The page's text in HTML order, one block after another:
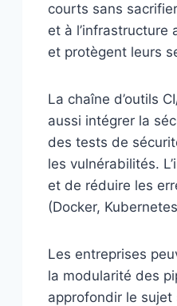
courts sans
et à
et protègent leurs
La chaîne d’outils
aussi intégrer la
des tests de
les vulnérabilités.
et de réduire les
(Docker,
Les entreprises
la modularité des
approfondir le